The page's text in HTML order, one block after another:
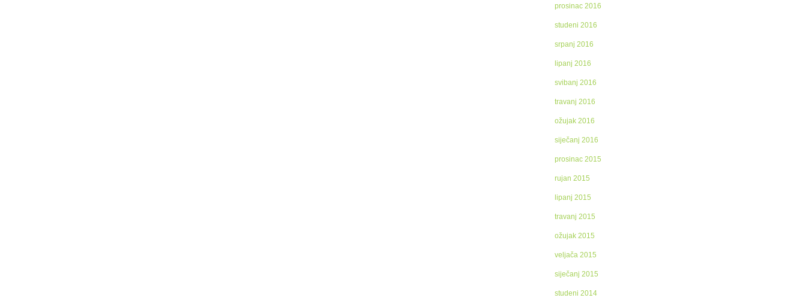
prosinac 2016
studeni 2016
srpanj 2016
lipanj 2016
svibanj 2016
travanj 2016
ožujak 2016
siječanj 2016
prosinac 2015
rujan 2015
lipanj 2015
travanj 2015
ožujak 2015
veljača 2015
siječanj 2015
studeni 2014